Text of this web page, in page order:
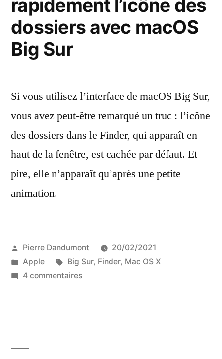
Big
Sur
rapidement l’icône des
dossiers avec macOS
Big Sur
Si vous utilisez l’interface de macOS Big Sur,
vous avez peut-être remarqué un truc : l’icône
des dossiers dans le Finder, qui apparaît en
haut de la fenêtre, est cachée par défaut. Et
pire, elle n’apparaît qu’après une petite
animation.
Publié
par
Pierre Dandumont
20/02/2021
Publié
dans
Apple Étiquettes :
Big Sur, Finder, Mac OS X
4 commentairessur